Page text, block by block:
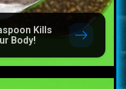
Kills
Body!